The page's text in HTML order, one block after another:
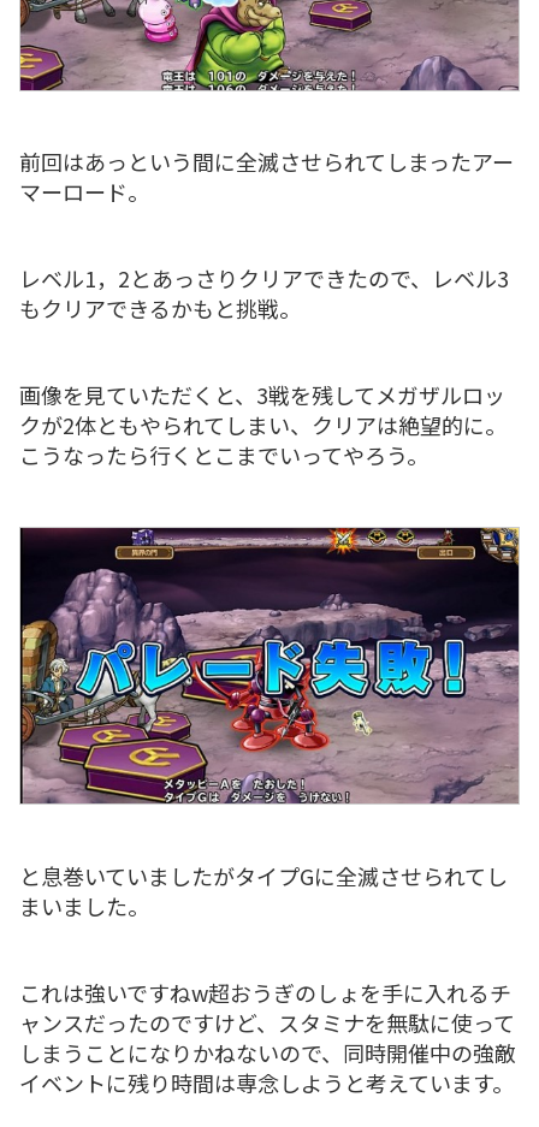
前回はあっという間に全滅させられてしまったアー
マーロード。
レベル1，2とあっさりクリアできたので、レベル3
もクリアできるかもと挑戦。
画像を見ていただくと、3戦を残してメガザルロッ
クが2体ともやられてしまい、クリアは絶望的に。
こうなったら行くとこまでいってやろう。
と息巻いていましたがタイプGに全滅させられてし
まいました。
これは強いですねw超おうぎのしょを手に入れるチ
ャンスだったのですけど、スタミナを無駄に使って
しまうことになりかねないので、同時開催中の強敵
イベントに残り時間は専念しようと考えています。